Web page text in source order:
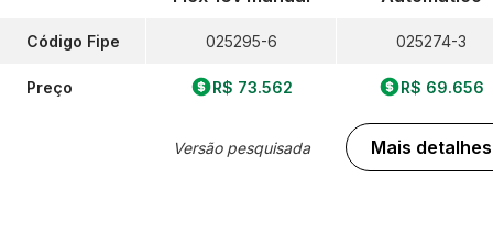
Código Fipe
Preço
025295-6
R$ 73.562
Versão pesquisada
025274-3
R$ 69.656
Mais detalhes